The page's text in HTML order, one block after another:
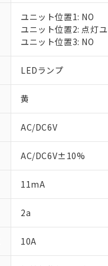
ユニット位置1: NO
ユニット位置2: 点灯
ユニット位置3: NO
LEDランプ
黄
AC/DC6V
AC/DC6V±10%
11mA
2a
10A
ご利用条件
以下の条件をお読
当社制御機
在庫状況お
のであり、
い。
当社販売員
ている必要
対応予定：EU
対応予定なし：
調査・確認中：
非該当品：ライセ
仕入先様の事情に
があります。
六価クロム(Cr(Ⅵ))
ル（DBP） 1000ppm
但し、RoHS指令で産業
フタル酸エステル類の
※2 対応予定月
※1 中国
「－」：未確認で
*中国RoHS10物質の基
Pb(鉛) :1000ppm、 Hg(
Cr(Ⅵ)(六価クロム) :
DBP(フタル酸ジブチル
「ｅ」：有害物質
う）を輸出
などの必要な
ます。
当社は貴社
当社は、貴
記
号
○ 一定数
△ 一定数
－
在庫な